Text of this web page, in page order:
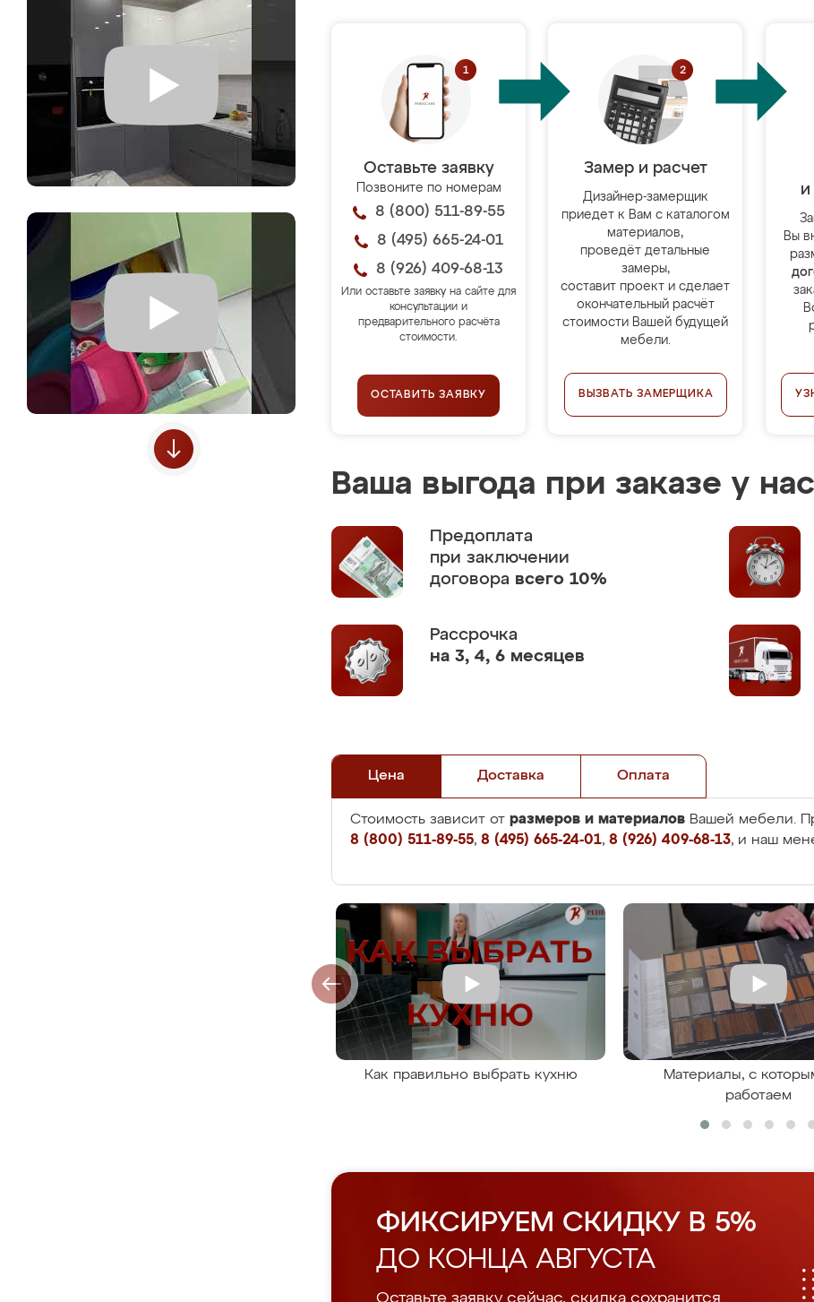
Оставьте заявку
Позвоните по номерам
8 (800) 511-89-55
8 (495) 665-24-01
8 (926) 409-68-13
Или оставьте заявку на сайте для
консультации и
предварительного расчёта
стоимости.
ОСТАВИТЬ ЗАЯВКУ
Замер и расчет
Дизайнер-замерщик
приедет к Вам с каталогом
материалов,
проведёт детальные
замеры,
составит проект и сделает
окончательный расчёт
стоимости Вашей будущей
мебели.
ВЫЗВАТЬ ЗАМЕРЩИКА
и
Вы
Ваша выгода при заказе у нас
Предоплата
при заключении
договора всего 10%
Рассрочка
на 3, 4, 6 месяцев
Цена Доставка Оплата
Стоимость зависит от размеров и материалов Вашей мебели.
8 (800) 511-89-55, 8 (495) 665-24-01, 8 (926) 409-68-13, и наш
Как правильно выбрать кухню
Материалы, с
работаем
ФИКСИРУЕМ СКИДКУ В 5%
ДО КОНЦА АВГУСТА
Оставьте заявку сейчас, скидка сохранится.